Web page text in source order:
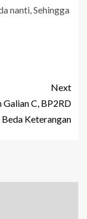
nanti, Sehingga
Next
Galian C, BP2RD
Keterangan